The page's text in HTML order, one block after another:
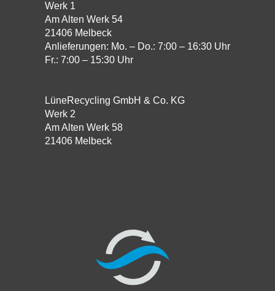
Werk 1
Am Alten Werk 54
21406 Melbeck
Anlieferungen: Mo. – Do.: 7:00 – 16:30 Uhr
Fr.: 7:00 – 15:30 Uhr
LüneRecycling GmbH & Co. KG
Werk 2
Am Alten Werk 58
21406 Melbeck